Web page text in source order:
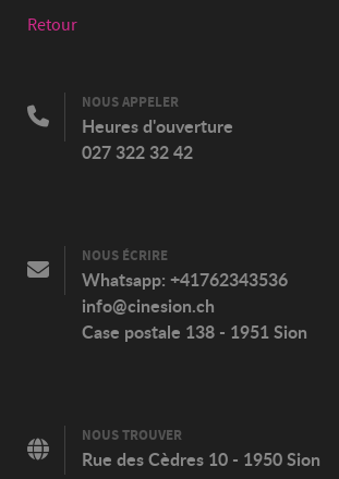
Retour
NOUS APPELER
Heures d'ouverture
027 322 32 42
NOUS ÉCRIRE
Whatsapp: +41762343536
info@cinesion.ch
Case postale 138 - 1951 Sion
NOUS TROUVER
Rue des Cèdres 10 - 1950 Sion